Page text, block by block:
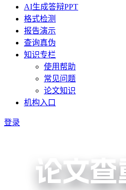
AI生成答辩PPT
格式检测
报告演示
查询真伪
知识专栏
使用帮助
常见问题
论文知识
机构入口
登录